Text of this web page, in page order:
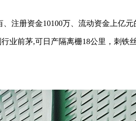
注册资金10100万、流动资金上亿元
业前茅,可日产隔离栅18公里，刺铁丝